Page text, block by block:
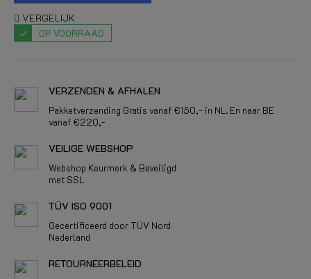
VERGELIJK
OP VOORRAAD
VERZENDEN & AFHALEN
Pakketverzending Gratis vanaf €150,- in NL. En naar BE
vanaf €220,-
VEILIGE WEBSHOP
Webshop Keurmerk & Beveiligd
met SSL
TÜV ISO 9001
Gecertificeerd door TÜV Nord
Nederland
RETOURNEERBELEID